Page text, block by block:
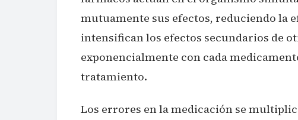
mutuamente sus efectos, reduciendo la
intensifican los efectos secundarios de
exponencialmente con cada
tratamiento.
Los errores en la medicación se